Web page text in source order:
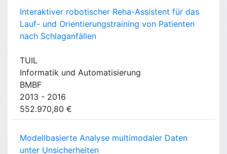
Interaktiver robotischer Reha-Assistent für das
Lauf- und Orientierungstraining von Patienten
nach Schlaganfällen
TUIL
Informatik und Automatisierung
BMBF
2013 - 2016
552.970,80 €
Modellbasierte Analyse multimodaler Daten
unter Unsicherheiten